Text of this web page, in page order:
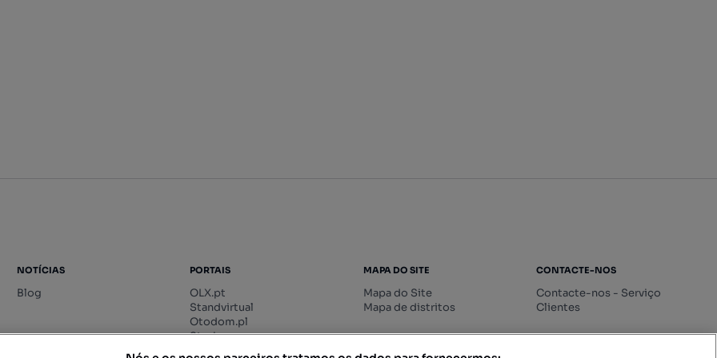
NOTÍCIAS
Blog
PORTAIS
OLX.pt
Standvirtual
Otodom.pl
Storia.ro
MAPA DO SITE
Mapa do Site
Mapa de distritos
CONTACTE-NOS
Contacte-nos - Serviço
Clientes